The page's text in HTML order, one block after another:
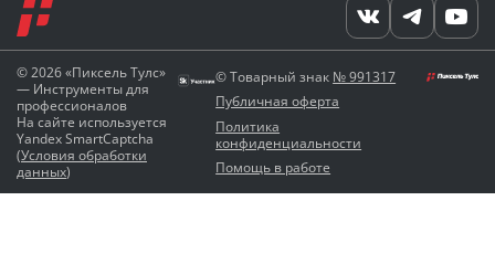
© 2026 «Пиксель Тулс»
— Инструменты для
профессионалов
На сайте используется
Yandex SmartCaptcha
(Условия обработки
данных)
© Товарный знак № 991317
Публичная оферта
Политика
конфиденциальности
Помощь в работе